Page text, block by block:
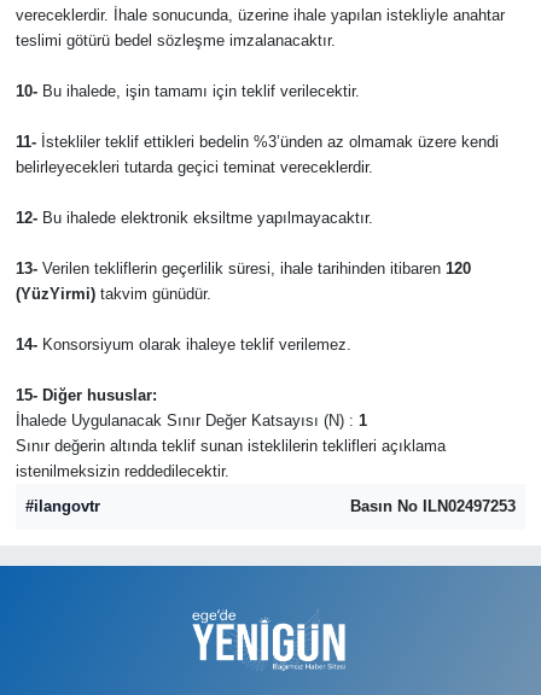
vereceklerdir. İhale sonucunda, üzerine ihale yapılan istekliyle anahtar
teslimi götürü bedel sözleşme imzalanacaktır.
10-Bu ihalede, işin tamamı için teklif verilecektir.
11-İstekliler teklif ettikleri bedelin %3’ünden az olmamak üzere kendi
belirleyecekleri tutarda geçici teminat vereceklerdir.
12- Bu ihalede elektronik eksiltme yapılmayacaktır.
13-Verilen tekliflerin geçerlilik süresi, ihale tarihinden itibaren 120
(YüzYirmi)takvim günüdür.
14-Konsorsiyum olarak ihaleye teklif verilemez.
15- Diğer hususlar:
İhalede Uygulanacak Sınır Değer Katsayısı (N) : 1
Sınır değerin altında teklif sunan isteklilerin teklifleri açıklama
istenilmeksizin reddedilecektir.
#ilangovtr
Basın No ILN02497253